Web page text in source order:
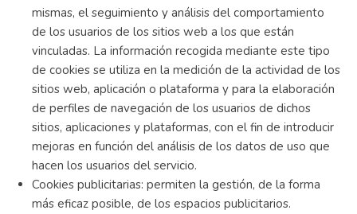
mismas, el seguimiento y análisis del comportamiento
de los usuarios de los sitios web a los que están
vinculadas. La información recogida mediante este tipo
de cookies se utiliza en la medición de la actividad de los
sitios web, aplicación o plataforma y para la elaboración
de perfiles de navegación de los usuarios de dichos
sitios, aplicaciones y plataformas, con el fin de introducir
mejoras en función del análisis de los datos de uso que
hacen los usuarios del servicio.
Cookies publicitarias: permiten la gestión, de la forma
más eficaz posible, de los espacios publicitarios.